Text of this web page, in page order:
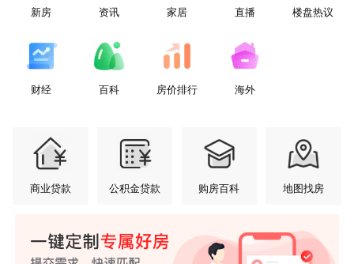
新房 资讯 家居 直播 楼盘热议
财经 百科 房价排行 海外
商业贷款 公积金贷款 购房百科 地图找房